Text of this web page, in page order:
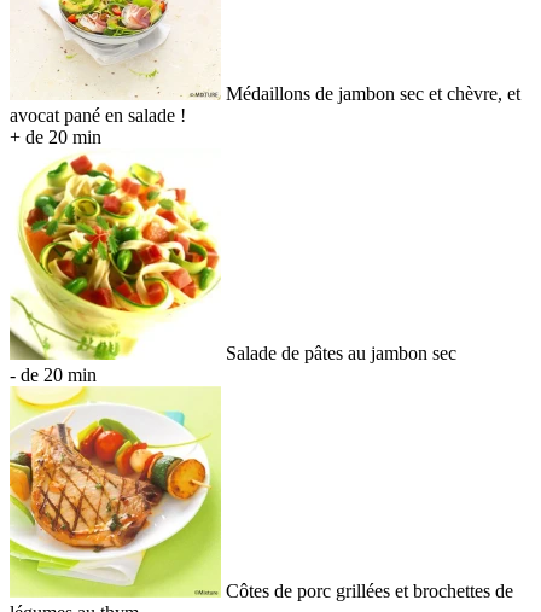
Médaillons de jambon sec et chèvre, et
avocat pané en salade !
+ de 20 min
Salade de pâtes au jambon sec
- de 20 min
Côtes de porc grillées et brochettes de